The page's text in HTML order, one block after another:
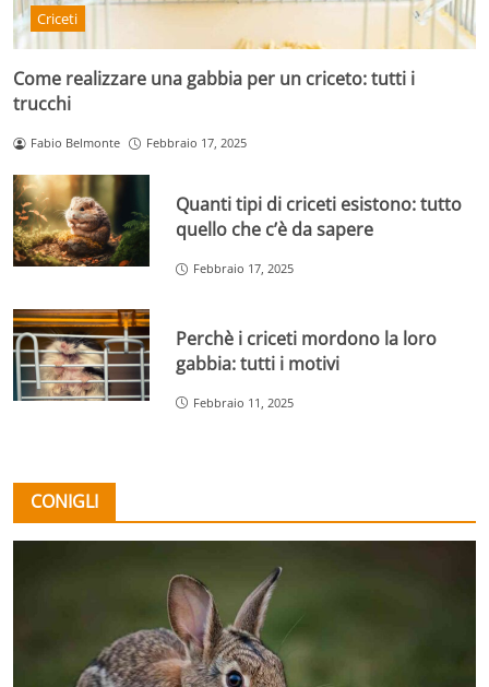
Criceti
Come realizzare una gabbia per un criceto: tutti i
trucchi
Fabio Belmonte Febbraio 17, 2025
Quanti tipi di criceti esistono: tutto
quello che c’è da sapere
Febbraio 17, 2025
Perchè i criceti mordono la loro
gabbia: tutti i motivi
Febbraio 11, 2025
CONIGLI